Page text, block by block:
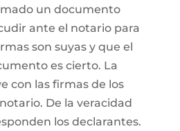
un documento
ante el notario para
son suyas y que el
es cierto. La
con las firmas de los
De la veracidad
los declarantes.